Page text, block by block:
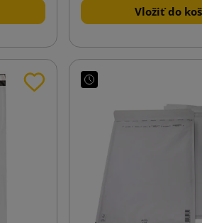
Vložiť do